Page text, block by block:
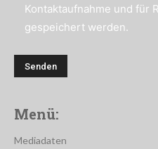
Kontaktaufnahme und für
gespeichert werden.
Menü:
Mediadaten